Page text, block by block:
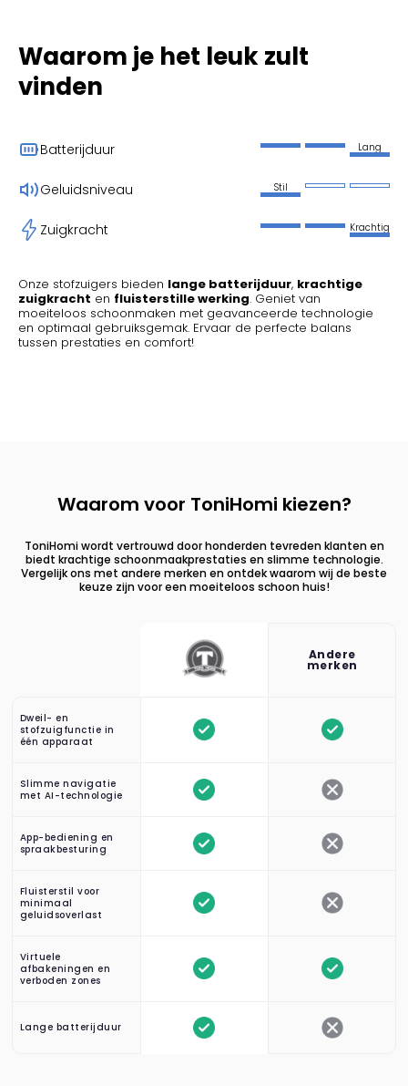
Waarom je het leuk zult
vinden
Batterijduur Lang
Geluidsniveau Stil
Zuigkracht Krachtig
Onze stofzuigers bieden lange batterijduur, krachtige
zuigkracht en fluisterstille werking. Geniet van
moeiteloos schoonmaken met geavanceerde technologie
en optimaal gebruiksgemak. Ervaar de perfecte balans
tussen prestaties en comfort!
Waarom voor ToniHomi kiezen?
ToniHomi wordt vertrouwd door honderden tevreden klanten en
biedt krachtige schoonmaakprestaties en slimme technologie.
Vergelijk ons met andere merken en ontdek waarom wij de beste
keuze zijn voor een moeiteloos schoon huis!
Andere
merken
Dweil- en
stofzuigfunctie in
één apparaat
Slimme navigatie
met AI-technologie
App-bediening en
spraakbesturing
Fluisterstil voor
minimaal
geluidsoverlast
Virtuele
afbakeningen en
verboden zones
Lange batterijduur